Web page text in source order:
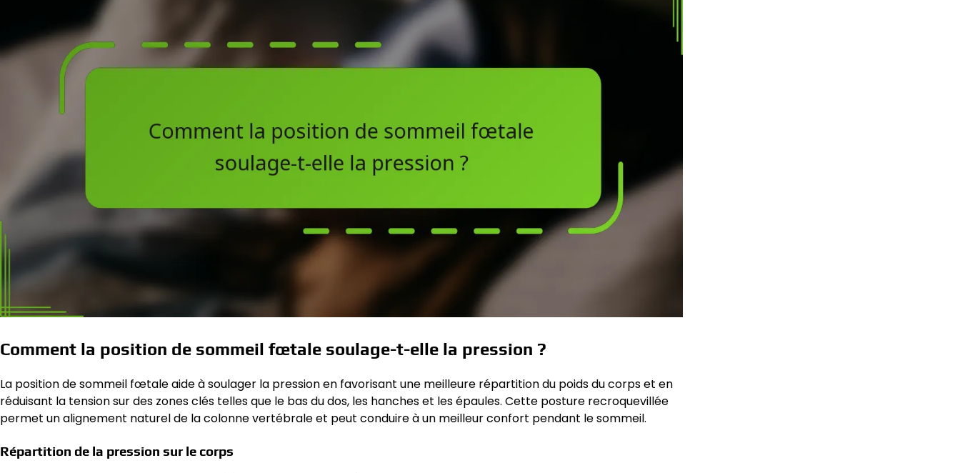
Comment la position de sommeil fœtale soulage-t-elle la pression ?
La position de sommeil fœtale aide à soulager la pression en favorisant une meilleure répartition du poids du corps et en
réduisant la tension sur des zones clés telles que le bas du dos, les hanches et les épaules. Cette posture recroquevillée
permet un alignement naturel de la colonne vertébrale et peut conduire à un meilleur confort pendant le sommeil.
Répartition de la pression sur le corps